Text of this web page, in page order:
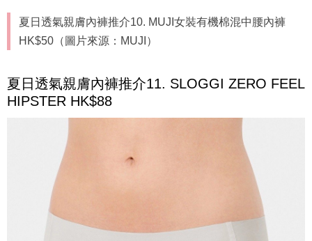
夏日透氣親膚內褲推介10. MUJI女裝有機棉混中腰內褲
HK$50（圖片來源：MUJI）
夏日透氣親膚內褲推介11. SLOGGI ZERO FEEL
HIPSTER HK$88